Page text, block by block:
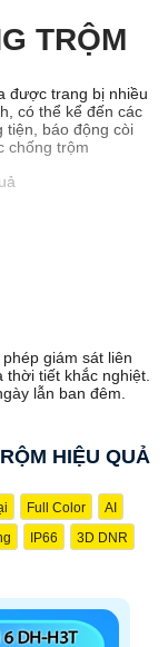
TRỘM
được trang bị nhiều
có thể kể đến các
báo động còi
chống trộm
giám sát liên
tiết khắc nghiệt.
lẫn ban đêm.
HIỆU QUẢ
Full Color
AI
IP66 3D DNR